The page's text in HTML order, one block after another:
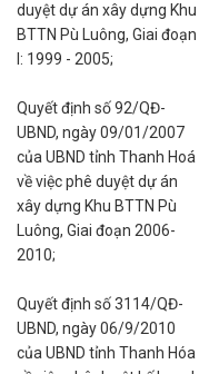
duyệt dự án xây dựng Khu
BTTN Pù Luông, Giai đoạn
I: 1999 - 2005;
Quyết định số 92/QĐ-
UBND, ngày 09/01/2007
của UBND tỉnh Thanh Hoá
về việc phê duyệt dự án
xây dựng Khu BTTN Pù
Luông, Giai đoạn 2006-
2010;
Quyết định số 3114/QĐ-
UBND, ngày 06/9/2010
của UBND tỉnh Thanh Hóa